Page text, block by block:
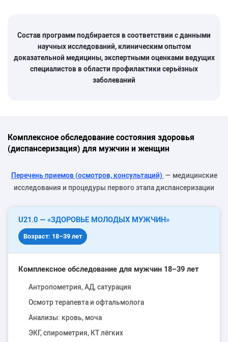
Состав программ подбирается в соответствии с данными
научных исследований, клиническим опытом
доказательной медицины, экспертными оценками ведущих
специалистов в области профилактики серьёзных
заболеваний
Комплексное обследование состояния здоровья
(диспансеризация) для мужчин и женщин
Перечень приемов (осмотров, консультаций) — медицинские
исследования и процедуры первого этапа диспансеризации
U21.0 — «ЗДОРОВЬЕ МОЛОДЫХ МУЖЧИН»
Возраст: 18–39 лет
Комплексное обследование для мужчин 18–39 лет
Антропометрия, АД, сатурация
Осмотр терапевта и офтальмолога
Анализы: кровь, моча
ЭКГ, спирометрия, КТ лёгких